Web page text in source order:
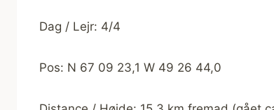
Dag / Lejr: 4/4
Pos: N 67 09 23,1 W 49 26 44,0